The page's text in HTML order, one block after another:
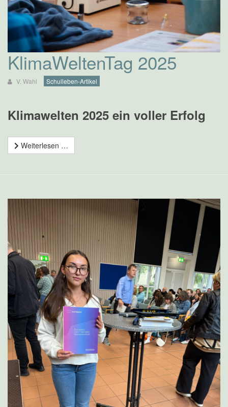
KlimaWeltenTag 2025
V. Wahl Schulleben-Artikel
Klimawelten 2025 ein voller Erfolg
Weiterlesen …